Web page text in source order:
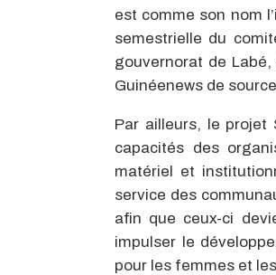
est comme son nom
semestrielle du
gouvernorat de
Guinéenews de
Par ailleurs, le projet
capacités des
matériel et
service des
afin que ceux-ci
impulser le
pour les femmes et